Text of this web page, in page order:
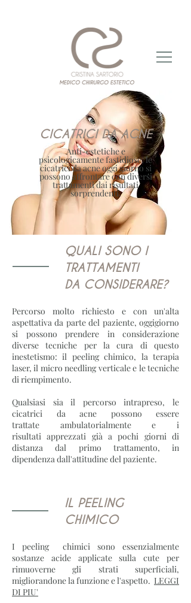
CICATRICI DA ACNE
Anti-estetiche e
psicologicamente fastidiose, le
cicatrici da acne oggi giorno si
possono affrontare con diversi
trattamenti dai risultati
sorprendenti.
QUALI SONO I
TRATTAMENTI
DA CONSIDERARE?
Percorso molto richiesto e con un'alta
aspettativa da parte del paziente, oggigiorno
si possono prendere in considerazione
diverse tecniche per la cura di questo
inestetismo: il peeling chimico, la terapia
laser, il micro needling verticale e le tecniche
di riempimento.
Qualsiasi sia il percorso intrapreso, le
cicatrici da acne possono essere
trattate ambulatorialmente e i
risultati apprezzati già a pochi giorni di
distanza dal primo trattamento, in
dipendenza dall'attitudine del paziente.
IL PEELING
CHIMICO
I peeling chimici sono essenzialmente
sostanze acide applicate sulla cute per
rimuoverne gli strati superficiali,
migliorandone la funzione e l'aspetto. LEGGI
DI PIU'